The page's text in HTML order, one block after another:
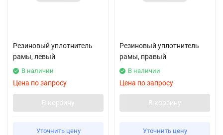
Резиновый уплотнитель
рамы, левый
В наличии
Цена по запросу
В корзину
Уточнить цену
Резиновый уплотнитель
рамы, правый
В наличии
Цена по запросу
В корзину
Уточнить цену